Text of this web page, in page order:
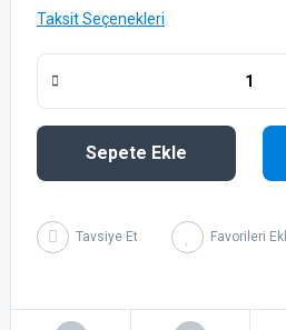
Taksit Seçenekleri
Sepete Ekle
Tavsiye Et